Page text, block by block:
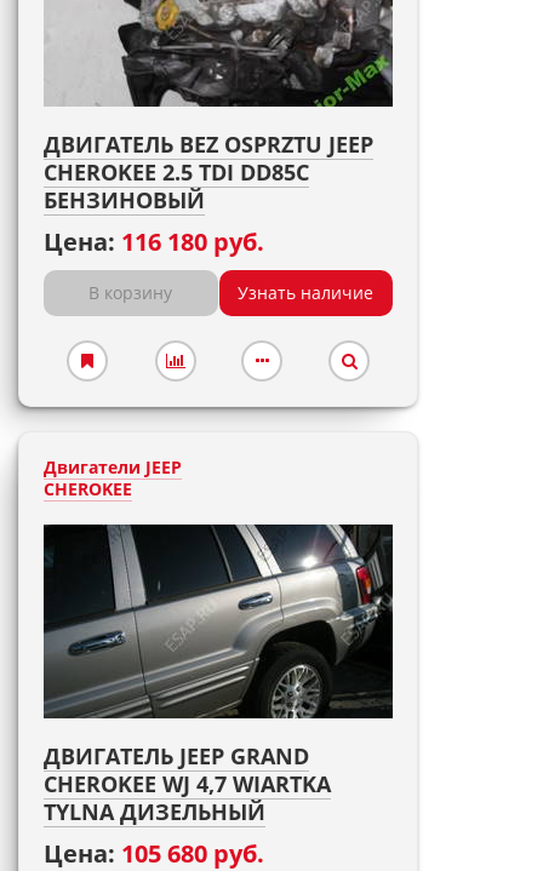
ДВИГАТЕЛЬ BEZ OSPRZTU JEEP
CHEROKEE 2.5 TDI DD85C
БЕНЗИНОВЫЙ
Цена: 116 180 руб.
В корзину Узнать наличие
Двигатели JEEP
CHEROKEE
ДВИГАТЕЛЬ JEEP GRAND
CHEROKEE WJ 4,7 WIARTKA
TYLNA ДИЗЕЛЬНЫЙ
Цена: 105 680 руб.